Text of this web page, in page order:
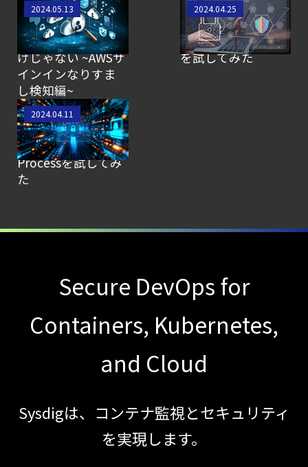
【SCSK技術者によ
るブログ】Sysdigの
脅威検知はFalcoだ
けじゃない ~AWSサ
インインなりすま
し検知編~
2024.05.13
【SCSK技術者によ
るブログ】Sysdig
SecureのRisks機能
を試してみた
2024.04.25
【SCSK技術者によ
るブログ】Sysdigの
防御機能Kill
Processを試してみ
た
2024.04.11
Secure DevOps for
Containers, Kubernetes,
and Cloud
Sysdigは、コンテナ監視とセキュリティ
を実現します。